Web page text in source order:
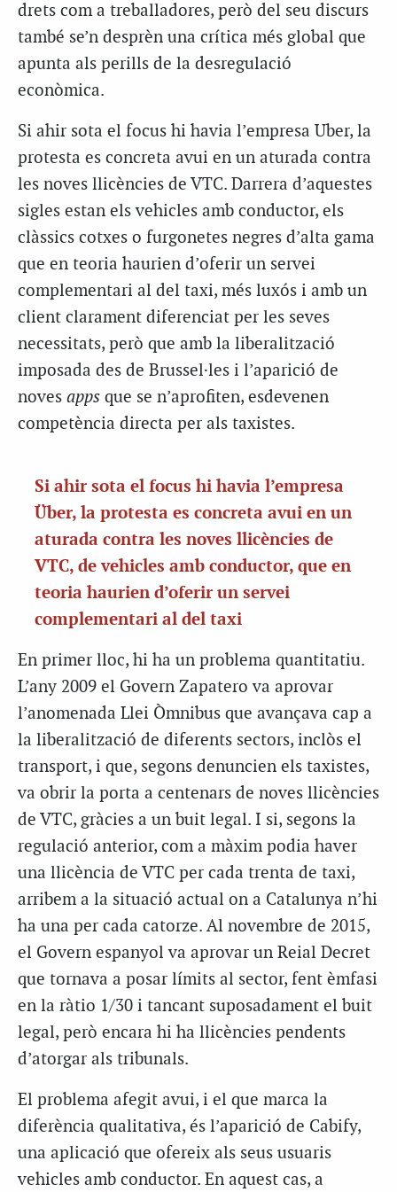
drets com a treballadores, però del seu discurs
també se’n desprèn una crítica més global que
apunta als perills de la desregulació
econòmica.
Si ahir sota el focus hi havia l’empresa Uber, la
protesta es concreta avui en un aturada contra
les noves llicències de VTC. Darrera d’aquestes
sigles estan els vehicles amb conductor, els
clàssics cotxes o furgonetes negres d’alta gama
que en teoria haurien d’oferir un servei
complementari al del taxi, més luxós i amb un
client clarament diferenciat per les seves
necessitats, però que amb la liberalització
imposada des de Brussel·les i l’aparició de
noves apps que se n’aprofiten, esdevenen
competència directa per als taxistes.
Si ahir sota el focus hi havia l’empresa
Über, la protesta es concreta avui en un
aturada contra les noves llicències de
VTC, de vehicles amb conductor, que en
teoria haurien d’oferir un servei
complementari al del taxi
En primer lloc, hi ha un problema quantitatiu.
L’any 2009 el Govern Zapatero va aprovar
l’anomenada Llei Òmnibus que avançava cap a
la liberalització de diferents sectors, inclòs el
transport, i que, segons denuncien els taxistes,
va obrir la porta a centenars de noves llicències
de VTC, gràcies a un buit legal. I si, segons la
regulació anterior, com a màxim podia haver
una llicència de VTC per cada trenta de taxi,
arribem a la situació actual on a Catalunya n’hi
ha una per cada catorze. Al novembre de 2015,
el Govern espanyol va aprovar un Reial Decret
que tornava a posar límits al sector, fent èmfasi
en la ràtio 1/30 i tancant suposadament el buit
legal, però encara hi ha llicències pendents
d’atorgar als tribunals.
El problema afegit avui, i el que marca la
diferència qualitativa, és l’aparició de Cabify,
una aplicació que ofereix als seus usuaris
vehicles amb conductor. En aquest cas, a